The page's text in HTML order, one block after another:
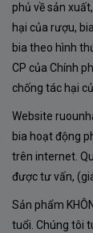
phủ về sản
hại của rượu,
bia theo hình
CP của Chính
chống tác hại
Website
bia hoạt động
trên internet.
được tư vấn,
Sản phẩm
tuổi. Chúng tôi